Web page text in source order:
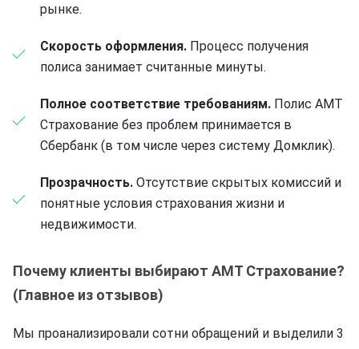
рынке.
Скорость оформления. Процесс получения
полиса занимает считанные минуты.
Полное соответствие требованиям. Полис АМТ
Страхование без проблем принимается в
Сбербанк (в том числе через систему Домклик).
Прозрачность. Отсутствие скрытых комиссий и
понятные условия страхования жизни и
недвижимости.
Почему клиенты выбирают АМТ Страхование?
(Главное из отзывов)
Мы проанализировали сотни обращений и выделили 3